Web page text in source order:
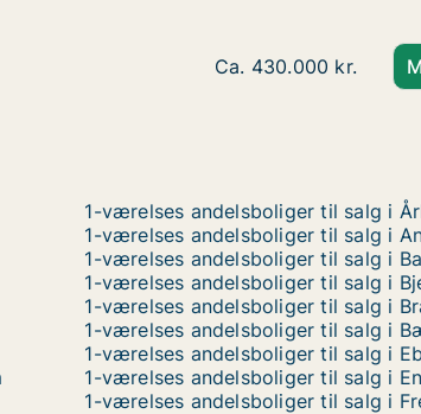
Ca. 65 m2
Ca. 430.000 kr.
1-værelses andelsboliger til salg i
1-værelses andelsboliger til salg i
1-værelses andelsboliger til salg i
1-værelses andelsboliger til salg i
1-værelses andelsboliger til salg i
1-værelses andelsboliger til salg i
1-værelses andelsboliger til salg i
1-værelses andelsboliger til salg i
1-værelses andelsboliger til salg i